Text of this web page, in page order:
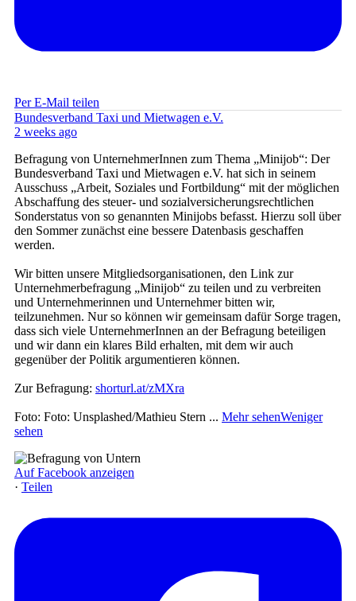
Per E-Mail teilen
Bundesverband Taxi und Mietwagen e.V.
2 weeks ago
Befragung von UnternehmerInnen zum Thema „Minijob“: Der
Bundesverband Taxi und Mietwagen e.V. hat sich in seinem
Ausschuss „Arbeit, Soziales und Fortbildung“ mit der möglichen
Abschaffung des steuer- und sozialversicherungsrechtlichen
Sonderstatus von so genannten Minijobs befasst. Hierzu soll über
den Sommer zunächst eine bessere Datenbasis geschaffen
werden.
Wir bitten unsere Mitgliedsorganisationen, den Link zur
Unternehmerbefragung „Minijob“ zu teilen und zu verbreiten
und Unternehmerinnen und Unternehmer bitten wir,
teilzunehmen. Nur so können wir gemeinsam dafür Sorge tragen,
dass sich viele UnternehmerInnen an der Befragung beteiligen
und wir dann ein klares Bild erhalten, mit dem wir auch
gegenüber der Politik argumentieren können.
Zur Befragung: shorturl.at/zMXra
Foto: Foto: Unsplashed/Mathieu Stern ... Mehr sehenWeniger
sehen
Auf Facebook anzeigen
· Teilen